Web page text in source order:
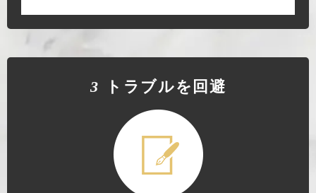
3 トラブルを回避